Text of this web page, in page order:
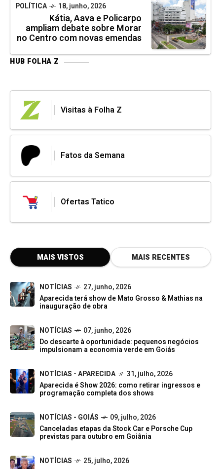
POLÍTICA 18, junho, 2026
Kátia, Aava e Policarpo
ampliam debate sobre Morar
no Centro com novas emendas
HUB FOLHA Z
Visitas à Folha Z
Fatos da Semana
Ofertas Tatico
MAIS VISTOS MAIS RECENTES
NOTÍCIAS
27, junho, 2026
Aparecida terá show de Mato Grosso & Mathias na
inauguração de obra
NOTÍCIAS
07, junho, 2026
Do descarte à oportunidade: pequenos negócios
impulsionam a economia verde em Goiás
NOTÍCIAS - APARECIDA
31, julho, 2026
Aparecida é Show 2026: como retirar ingressos e
programação completa dos shows
NOTÍCIAS - GOIÁS
09, julho, 2026
Canceladas etapas da Stock Car e Porsche Cup
previstas para outubro em Goiânia
NOTÍCIAS
25, julho, 2026